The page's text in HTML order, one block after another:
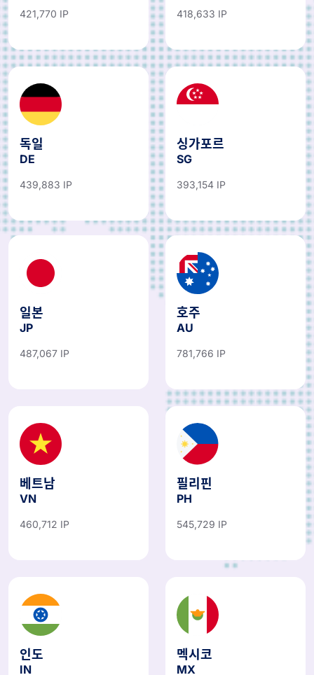
421,770 IP 418,633 IP
독일
DE
439,883 IP
싱가포르
SG
393,154 IP
일본
JP
487,067 IP
호주
AU
781,766 IP
베트남
VN
460,712 IP
필리핀
PH
545,729 IP
인도 멕시코